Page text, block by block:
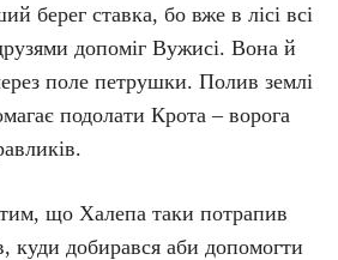
берег ставка, бо вже в лісі всі
допоміг Вужисі. Вона й
поле петрушки. Полив землі
подолати Крота – ворога
що Халепа таки потрапив
куди добирався аби допомогти